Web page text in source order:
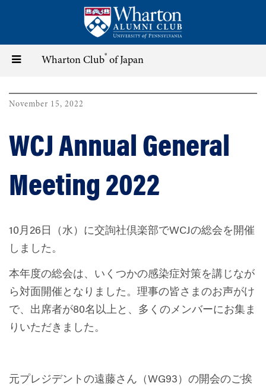
content
Toggle
navigation
Wharton Club® of Japan
November 15, 2022
WCJ Annual General
Meeting 2022
10月26日（水）に交詢社倶楽部でWCJの総会を開催
しました。
本年度の総会は、いくつかの感染症対策を講じなが
ら対面開催となりました。理事の皆さまのお声がけ
で、出席者が80名以上と、多くのメンバーにお集ま
りいただきました。
元プレジデントの遠藤さん（WG93）の開会のご挨